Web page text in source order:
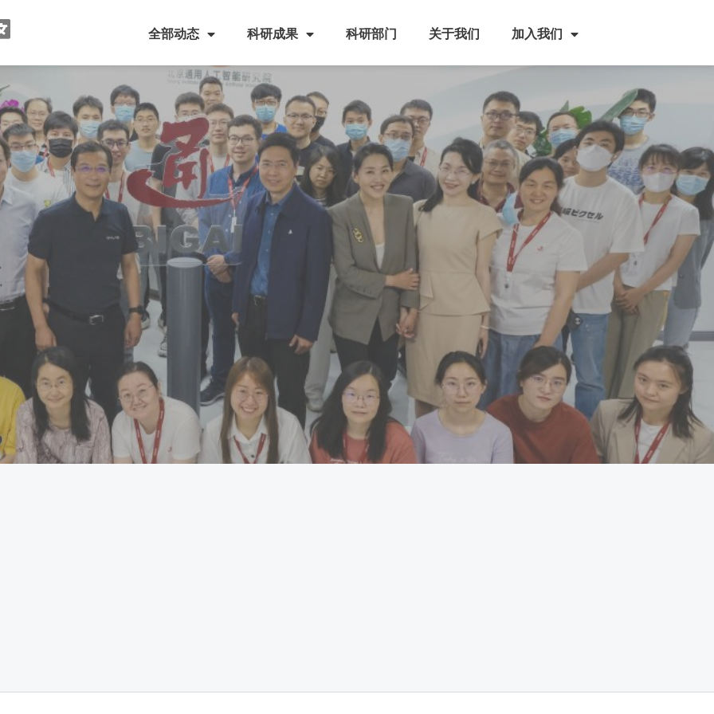
全部动态 科研成果 科研部门 关于我们 加入我们